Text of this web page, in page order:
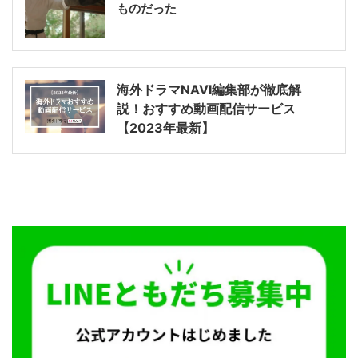
ものだった
海外ドラマNAVI編集部が徹底解
説！おすすめ動画配信サービス
【2023年最新】